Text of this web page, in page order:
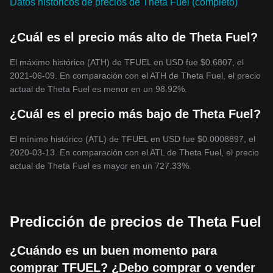
una prometedora vía de inversión. Plataformas como Bitget
2023 y los años siguientes, lo que ayuda a los inversores a tomar
decisiones informadas.
Para aquello
s que buscan comprar Theta Fuel, es esencial
TFUEL y analizar el gráfico de precios de Theta Fuel con
regularidad. La capitalización de mercado de TFUEL y el
cadores clave de su
comportamiento en el mercado. Además, los conversores de
TFUEL a USD pueden ayudar a los inversores a seguir el precio
de Theta Fuel en USD, lo que facilita las transferencias e
que influyen en el precio de TFUEL en USD puede resultar
beneficioso para los posibles inversores.
Conclusión
En un panorama cripto en rápida evolución, Theta Fuel (TFUEL)
se ha posicionado como un jugador innovador en la red Theta,
Datos históricos de precios de Theta Fuel (completo)
¿Cuál es el precio más alto de Theta Fuel?
El máximo histórico (ATH) de TFUEL en USD fue $0.6807, el
2021-06-09. En comparación con el ATH de Theta Fuel, el precio
actual de Theta Fuel es menor en un 98.92%.
¿Cuál es el precio más bajo de Theta Fuel?
El mínimo histórico (ATL) de TFUEL en USD fue $0.0008897, el
2020-03-13. En comparación con el ATL de Theta Fuel, el precio
actual de Theta Fuel es mayor en un 727.33%.
Predicción de precios de Theta Fuel
¿Cuándo es un buen momento para
comprar TFUEL? ¿Debo comprar o vender